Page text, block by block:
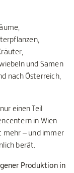
und Samen
nach Österreich,
einen Teil
in Wien
mehr – und immer
berät.
Produktion in